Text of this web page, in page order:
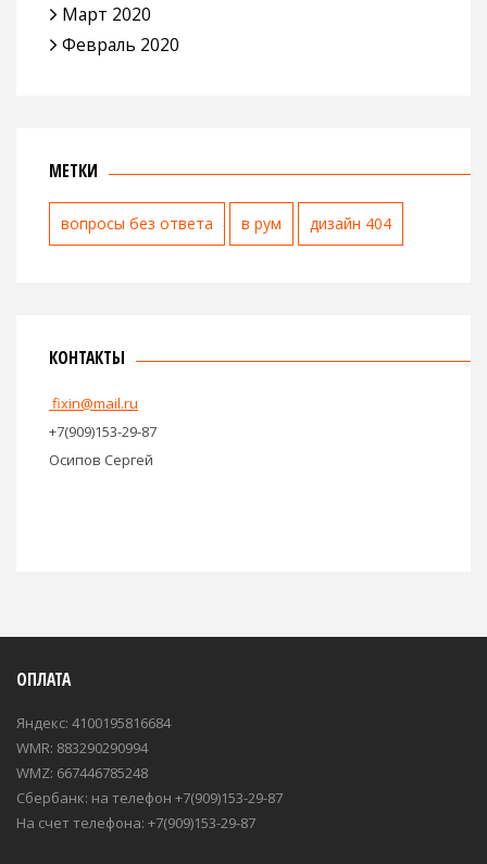
Март 2020
Февраль 2020
МЕТКИ
вопросы без ответа в рум дизайн 404
КОНТАКТЫ
fixin@mail.ru
+7(909)153-29-87
Осипов Сергей
ОПЛАТА
Яндекс: 4100195816684
WMR: 883290290994
WMZ: 667446785248
Сбербанк: на телефон +7(909)153-29-87
На счет телефона: +7(909)153-29-87